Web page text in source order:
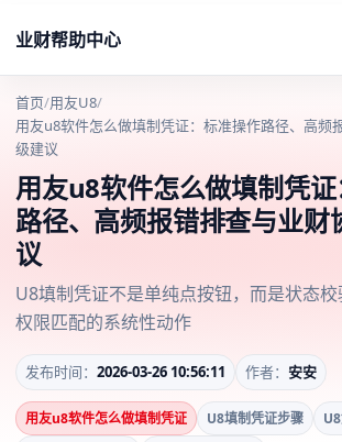
业财帮助中心
首页/用友U8/
用友u8软件怎么做填制凭证：标准操作路径、高频
级建议
用友u8软件怎么做填制凭
路径、高频报错排查与业财
议
U8填制凭证不是单纯点按钮，而是状态校
权限匹配的系统性动作
发布时间： 2026-03-26 10:56:11 作者： 安安
用友u8软件怎么做填制凭证 U8填制凭证步骤